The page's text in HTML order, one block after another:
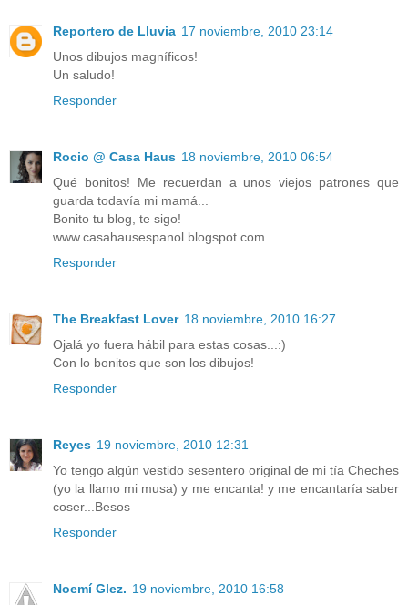
Reportero de Lluvia 17 noviembre, 2010 23:14
Unos dibujos magníficos!
Un saludo!
Responder
Rocio @ Casa Haus 18 noviembre, 2010 06:54
Qué bonitos! Me recuerdan a unos viejos patrones que
guarda todavía mi mamá...
Bonito tu blog, te sigo!
www.casahausespanol.blogspot.com
Responder
The Breakfast Lover 18 noviembre, 2010 16:27
Ojalá yo fuera hábil para estas cosas...:)
Con lo bonitos que son los dibujos!
Responder
Reyes 19 noviembre, 2010 12:31
Yo tengo algún vestido sesentero original de mi tía Cheches
(yo la llamo mi musa) y me encanta! y me encantaría saber
coser...Besos
Responder
Noemí Glez. 19 noviembre, 2010 16:58